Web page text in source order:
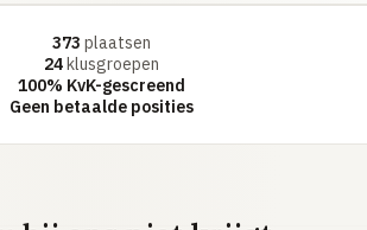
373 plaatsen
24klusgroepen
100% KvK-gescreend
Geen betaalde posities